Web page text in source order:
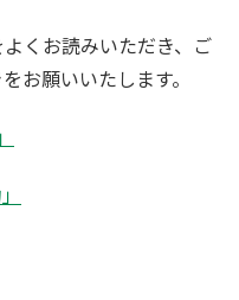
くお読みいただき、ご
お願いいたします。